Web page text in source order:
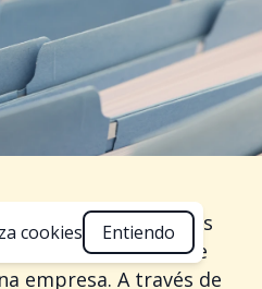
Organizacional es
el ambiente
empresa. A través de
cookies Entiendo